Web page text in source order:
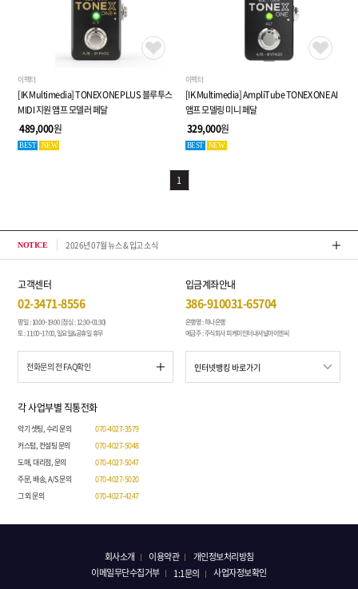
이펙터
[IK Multimedia] TONEX ONE PLUS 블루투스
MIDI 지원 앰프 모델러 페달
489,000원
BEST NEW
이펙터
[IK Multimedia] AmpliTube TONEX ONE AI
앰프 모델링 미니 페달
329,000원
BEST NEW
1
NOTICE 2026년 07월 뉴스 & 입고 소식 톤퀘
고객센터
02-3471-8556
평일 : 10:00~19:00 (점심 : 12:30~01:30)
토 : 11:00~17:00, 일요일&공휴일 휴무
전화문의 전 FAQ확인
입금계좌안내
386-910031-65704
은행명 : 하나은행
예금주 : 주식회사 피케이인터내셔널아이엔씨
각 사업부별 직통전화
악기 셋팅, 수리 문의
070-4027-3579
커스텀, 컨설팅 문의
070-4027-5048
도매, 대리점, 문의
070-4027-5047
주문, 배송, A/S 문의
070-4027-5020
그 외 문의
070-4027-4247
회사소개 이용약관
개인정보처리방침
이메일무단수집거부
1:1문의 사업자정보확인